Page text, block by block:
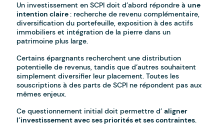
Un investissement en SCPI doit d’abord répondre àune
intention claire: recherche de revenu complémentaire,
diversification du portefeuille, exposition à des actifs
immobiliers et intégration de la pierre dans un
patrimoine plus large.
Certains épargnants recherchent une distribution
potentielle de revenus, tandis que d’autres souhaitent
simplement diversifier leur placement. Toutes les
souscriptions à des parts de SCPI ne répondent pas aux
mêmes enjeux.
Ce questionnement initial doit permettre d’aligner
l’investissement avec ses priorités et ses contraintes.